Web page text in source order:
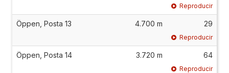
Reproducir
Öppen, Posta 13 4.700 m 29
Reproducir
Öppen, Posta 14 3.720 m 64
Reproducir